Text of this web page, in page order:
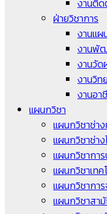
งานติด
ฝ่ายวิชาการ
งานแผ
งานพัฒ
งานวัด
งานวิท
งานอา
แผนกวิชา
แผนกวิชาช่า
แผนกวิชาช่า
แผนกวิชากา
แผนกวิชาเท
แผนกวิชากา
แผนกวิชาส